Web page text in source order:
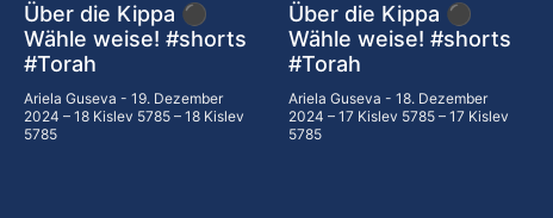
Über die Kippa ⚫
Wähle weise! #shorts
#Torah
Ariela Guseva
19. Dezember
2024 – 18 Kislev 5785 – 18 Kislev
5785
Über die Kippa ⚫
Wähle weise! #shorts
#Torah
Ariela Guseva 18. Dezember
2024 – 17 Kislev 5785 – 17 Kislev
5785